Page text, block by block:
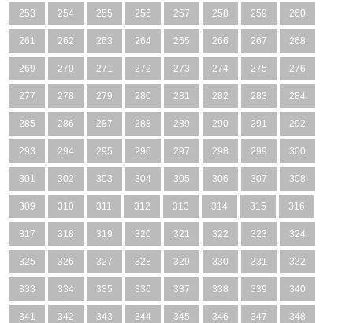
253 254 255 256 257 258 259 260
261 262 263 264 265 266 267 268
269 270 271 272 273 274 275 276
277 278 279 280 281 282 283 284
285 286 287 288 289 290 291 292
293 294 295 296 297 298 299 300
301 302 303 304 305 306 307 308
309 310 311 312 313 314 315 316
317 318 319 320 321 322 323 324
325 326 327 328 329 330 331 332
333 334 335 336 337 338 339 340
341 342 343 344 345 346 347 348